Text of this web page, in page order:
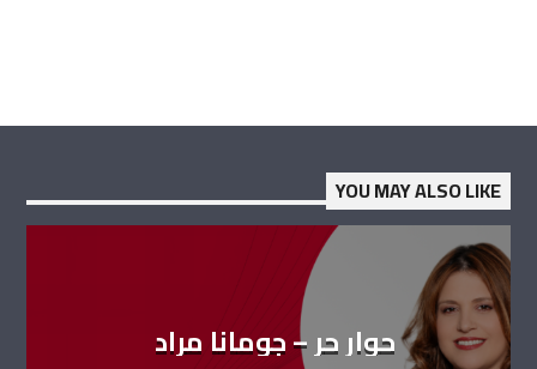
YOU MAY ALSO LIKE
حوار حر – جومانا مراد